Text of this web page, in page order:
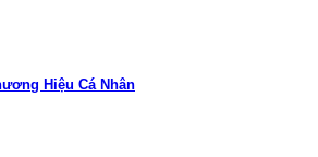
Hiệu Cá Nhân